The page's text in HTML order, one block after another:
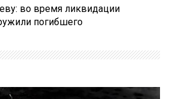
во время ликвидации
погибшего